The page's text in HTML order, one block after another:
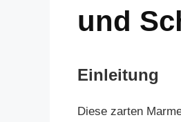
und
Einleitung
Diese zarten